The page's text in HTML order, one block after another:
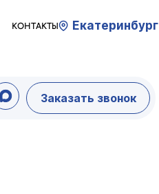
КОНТАКТЫ Екатеринбург
Заказать звонок